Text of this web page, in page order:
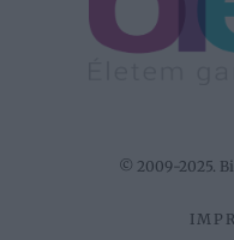
© 2009-2025.